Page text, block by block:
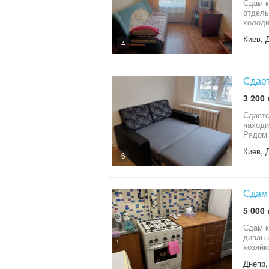
4
Сдам
Киев,
6
3 200
Рядом
Киев,
Сдам
5 000
Сдам